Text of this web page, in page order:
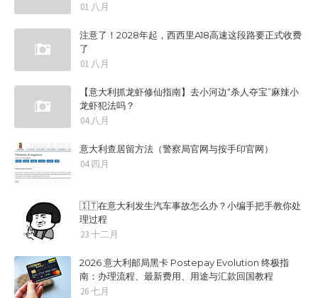
01 八月
注意了！2028年起，西西里A18高速这段路要正式收费
了
01 八月
【意大利抓龙虾修仙指南】去小河边“杀人夺宝”麻辣小
龙虾犯法吗？
04 八月
意大利查居留方法（警察局官网与按手印官网）
04 四月
🇮🇹在意大利发生汽车事故怎么办？小编手把手教你处
理过程
23 十二月
2026 意大利邮局黑卡 Postepay Evolution 终极指
南：办理流程、最新费用、用途与汇款回国教程
26 七月